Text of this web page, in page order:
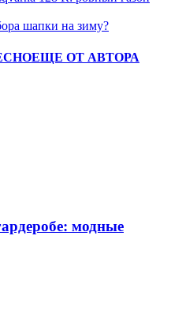
шапки на зиму?
ЕЩЕ ОТ АВТОРА
модные